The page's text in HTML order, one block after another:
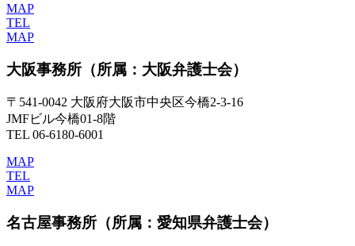
MAP
TEL
MAP
大阪事務所 （所属：大阪弁護士会）
〒541-0042 大阪府大阪市中央区今橋2-3-16
JMFビル今橋01-8階
TEL 06-6180-6001
MAP
TEL
MAP
名古屋事務所 （所属：愛知県弁護士会）